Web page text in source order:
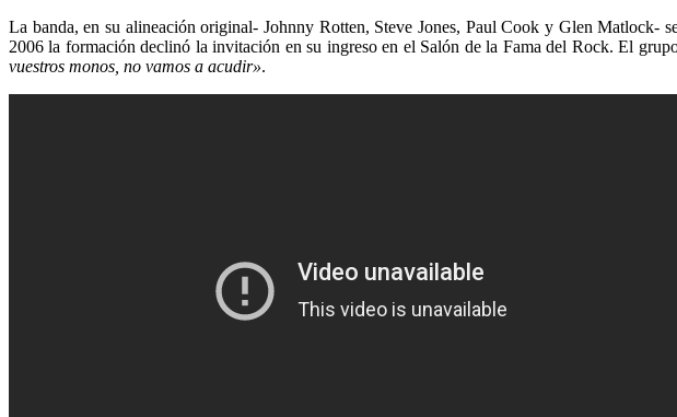
La banda, en su alineación original- Johnny Rotten, Steve Jones, Paul Cook y Glen Matlock-
2006 la formación declinó la invitación en su ingreso en el Salón de la Fama del Rock. El
vuestros monos, no vamos a acudir».